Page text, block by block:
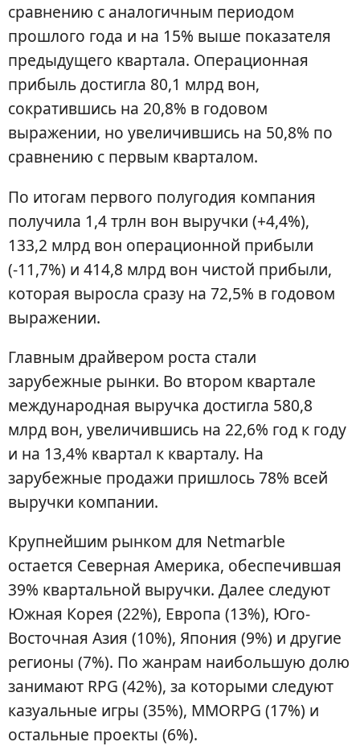
сравнению с аналогичным периодом
прошлого года и на 15% выше показателя
предыдущего квартала. Операционная
прибыль достигла 80,1 млрд вон,
сократившись на 20,8% в годовом
выражении, но увеличившись на 50,8% по
сравнению с первым кварталом.
По итогам первого полугодия компания
получила 1,4 трлн вон выручки (+4,4%),
133,2 млрд вон операционной прибыли
(-11,7%) и 414,8 млрд вон чистой прибыли,
которая выросла сразу на 72,5% в годовом
выражении.
Главным драйвером роста стали
зарубежные рынки. Во втором квартале
международная выручка достигла 580,8
млрд вон, увеличившись на 22,6% год к году
и на 13,4% квартал к кварталу. На
зарубежные продажи пришлось 78% всей
выручки компании.
Крупнейшим рынком для Netmarble
остается Северная Америка, обеспечившая
39% квартальной выручки. Далее следуют
Южная Корея (22%), Европа (13%), Юго-
Восточная Азия (10%), Япония (9%) и другие
регионы (7%). По жанрам наибольшую долю
занимают RPG (42%), за которыми следуют
казуальные игры (35%), MMORPG (17%) и
остальные проекты (6%).